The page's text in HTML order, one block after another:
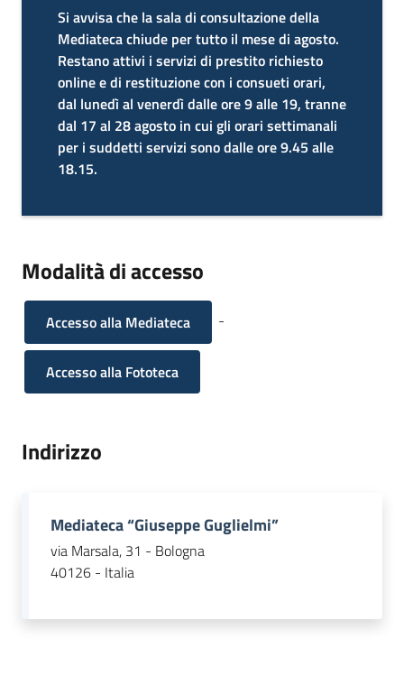
Si avvisa che la sala di consultazione della
Mediateca chiude per tutto il mese di agosto.
Restano attivi i servizi di prestito richiesto
online e di restituzione con i consueti orari,
dal lunedì al venerdì dalle ore 9 alle 19, tranne
dal 17 al 28 agosto in cui gli orari settimanali
per i suddetti servizi sono dalle ore 9.45 alle
18.15.
Modalità di accesso
Accesso alla Mediateca -
Accesso alla Fototeca
Indirizzo
Mediateca “Giuseppe Guglielmi”
via Marsala, 31 - Bologna
40126 - Italia